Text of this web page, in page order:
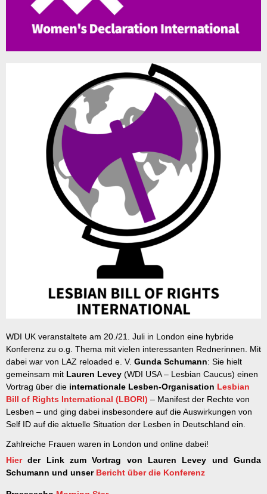
WDI UK veranstaltete am 20./21. Juli in London eine hybride
Konferenz zu o.g. Thema mit vielen interessanten Rednerinnen. Mit
dabei war von LAZ reloaded e. V. Gunda Schumann: Sie hielt
gemeinsam mit Lauren Levey (WDI USA – Lesbian Caucus) einen
Vortrag über die internationale Lesben-Organisation Lesbian
Bill of Rights International (LBORI) – Manifest der Rechte von
Lesben – und ging dabei insbesondere auf die Auswirkungen von
Self ID auf die aktuelle Situation der Lesben in Deutschland ein.
Zahlreiche Frauen waren in London und online dabei!
Hierder Link zum Vortrag von Lauren Levey und Gunda
Schumann und unser Bericht über die Konferenz